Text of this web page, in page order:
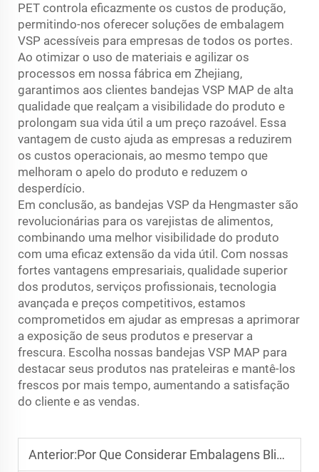
PET controla eficazmente os custos de produção,
permitindo-nos oferecer soluções de embalagem
VSP acessíveis para empresas de todos os portes.
Ao otimizar o uso de materiais e agilizar os
processos em nossa fábrica em Zhejiang,
garantimos aos clientes bandejas VSP MAP de alta
qualidade que realçam a visibilidade do produto e
prolongam sua vida útil a um preço razoável. Essa
vantagem de custo ajuda as empresas a reduzirem
os custos operacionais, ao mesmo tempo que
melhoram o apelo do produto e reduzem o
desperdício.
Em conclusão, as bandejas VSP da Hengmaster são
revolucionárias para os varejistas de alimentos,
combinando uma melhor visibilidade do produto
com uma eficaz extensão da vida útil. Com nossas
fortes vantagens empresariais, qualidade superior
dos produtos, serviços profissionais, tecnologia
avançada e preços competitivos, estamos
comprometidos em ajudar as empresas a aprimorar
a exposição de seus produtos e preservar a
frescura. Escolha nossas bandejas VSP MAP para
destacar seus produtos nas prateleiras e mantê-los
frescos por mais tempo, aumentando a satisfação
do cliente e as vendas.
Anterior:Por Que Considerar Embalagens Blister Personalizadas para Exibição de Alimentos em Supermercados?